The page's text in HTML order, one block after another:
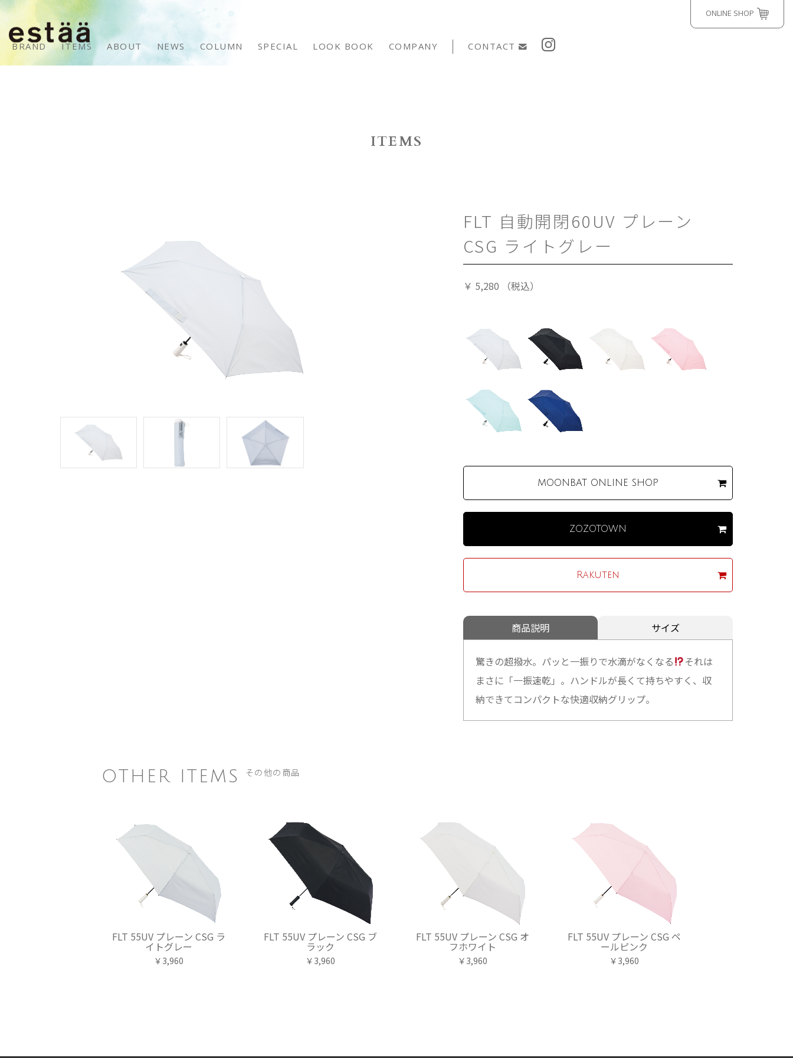
ONLINE SHOP
BRAND ITEMS ABOUT NEWS COLUMN SPECIAL LOOK BOOK COMPANY CONTACT
ITEMS
FLT 自動開閉60UV プレーン
CSG ライトグレー
￥ 5,280 （税込）
MOONBATONLINE SHOP
ZOZOTOWN
Rakuten
商品説明 サイズ
驚きの超撥水。パッと一振りで水滴がなくなる
それは
まさに「一振速乾」。ハンドルが長くて持ちやすく、収
納できてコンパクトな快適収納グリップ。
OTHER ITEMS その他の商品
FLT 55UV プレーン CSG ラ
イトグレー
￥3,960
FLT 55UV プレーン CSG ブ
ラック
￥3,960
FLT 55UV プレーン CSG オ
フホワイト
￥3,960
FLT 55UV プレーン CSG ペ
ールピンク
￥3,960